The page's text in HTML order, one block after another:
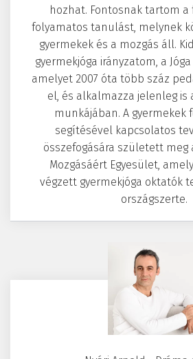
hozhat. Fontosnak tartom a
folyamatos tanulást, melynek
gyermekek és a mozgás áll.
gyermekjóga irányzatom, a
amelyet 2007 óta több száz
el, és alkalmazza jelenleg is
munkájában. A gyermekek
segítésével kapcsolatos
összefogására született meg
Mozgásáért Egyesület,
végzett gyermekjóga oktatók
országszerte.